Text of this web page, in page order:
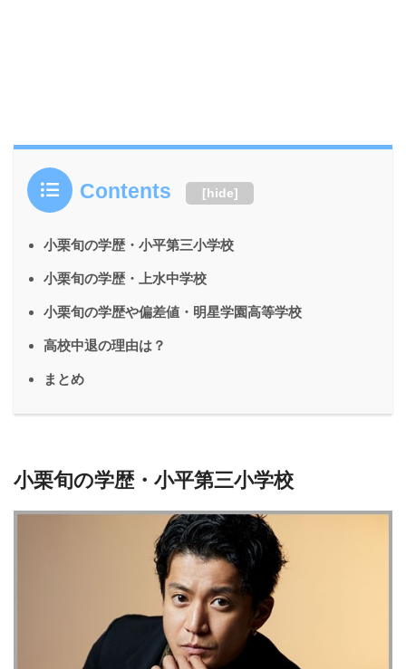
Contents [hide]
小栗旬の学歴・小平第三小学校
小栗旬の学歴・上水中学校
小栗旬の学歴や偏差値・明星学園高等学校
高校中退の理由は？
まとめ
小栗旬の学歴・小平第三小学校